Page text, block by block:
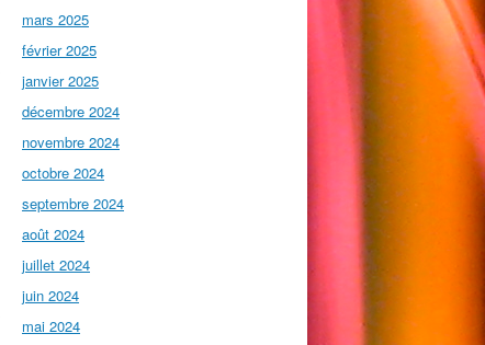
mars 2025
février 2025
janvier 2025
décembre 2024
novembre 2024
octobre 2024
septembre 2024
août 2024
juillet 2024
juin 2024
mai 2024